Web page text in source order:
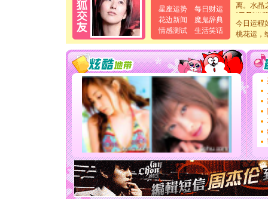
星座运势
每日财运
花边新闻
魔鬼辞典
情感测试
生活笑话
[元旦]当
泣，这痛
卖了。水
[春节]风
颜！冬去
道一声平
[春节]传
片叶子是
送你一
[圣诞节]
你太多
要平安
[圣诞节]
能正大
天都要快
[圣诞节]
如意,快
[元旦]看
断电。爱
你是我专
今日运程
桃花运，